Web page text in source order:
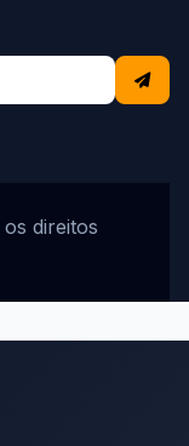
direitos